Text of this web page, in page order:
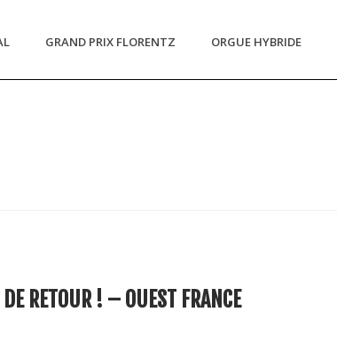
GRAND PRIX FLORENTZ ORGUE HYBRIDE
RETOUR ! – OUEST FRANCE